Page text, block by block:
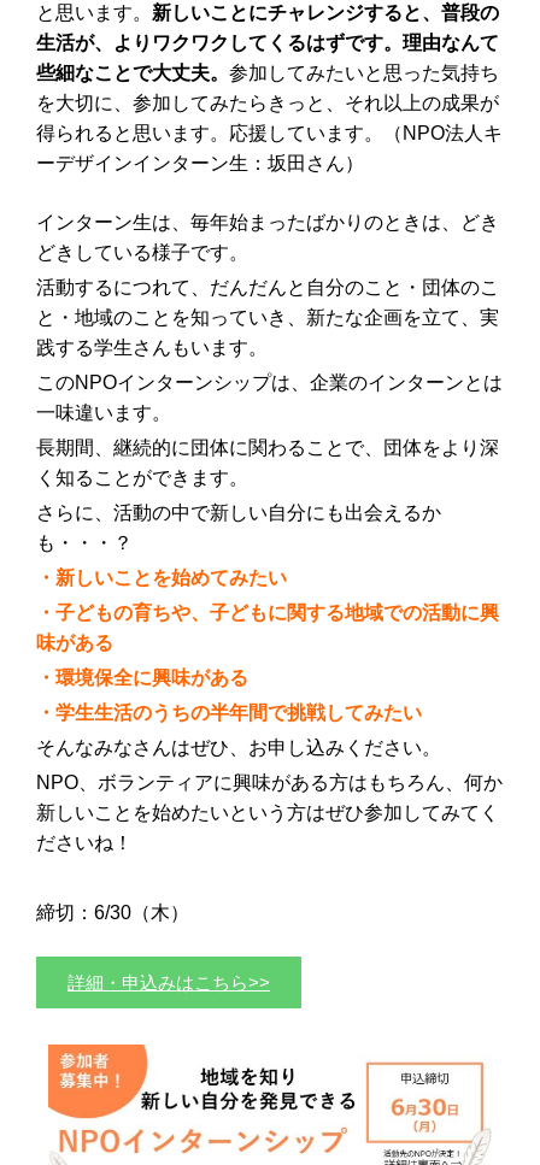
と思います。 新しいことにチャレンジすると、普段の
生活が、よりワクワクしてくるはずです。理由なんて
些細なことで大丈夫。 参加してみたいと思った気持ち
を大切に、参加してみたらきっと、それ以上の成果が
得られると思います。応援しています。（NPO法人キ
ーデザインインターン生：坂田さん）
インターン生は、毎年始まったばかりのときは、どき
どきしている様子です。
活動するにつれて、だんだんと自分のこと・団体のこ
と・地域のことを知っていき、新たな企画を立て、実
践する学生さんもいます。
このNPOインターンシップは、企業のインターンとは
一味違います。
長期間、継続的に団体に関わることで、団体をより深
く知ることができます。
さらに、活動の中で新しい自分にも出会えるか
も・・・？
・新しいことを始めてみたい
・子どもの育ちや、子どもに関する地域での活動に興
味がある
・環境保全に興味がある
・学生生活のうちの半年間で挑戦してみたい
そんなみなさんはぜひ、お申し込みください。
NPO、ボランティアに興味がある方はもちろん、何か
新しいことを始めたいという方はぜひ参加してみてく
ださいね！
締切：6/30（木）
詳細・申込みはこちら>>